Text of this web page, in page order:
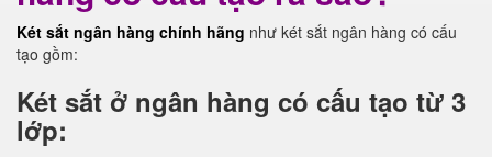
Két sắt ngân hàng chính hãng như két sắt ngân hàng có cấu
tạo gồm:
Két sắt ở ngân hàng có cấu tạo từ 3
lớp: